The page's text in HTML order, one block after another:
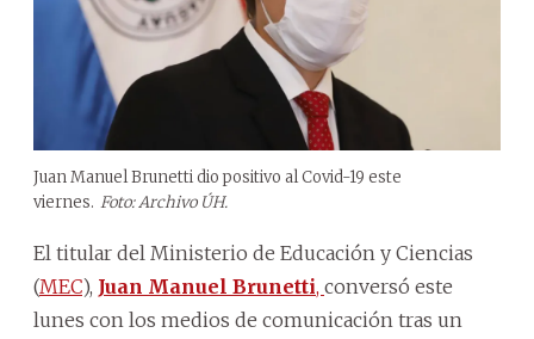
Juan Manuel Brunetti dio positivo al Covid-19 este
viernes. Foto: Archivo ÚH.
El titular del Ministerio de Educación y Ciencias
(MEC), Juan Manuel Brunetti, conversó este
lunes con los medios de comunicación tras un